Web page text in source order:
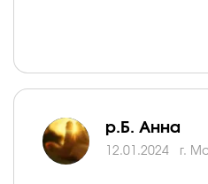
р.Б. Анна
12.01.2024 г.